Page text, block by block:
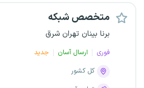
متخصص شبکه
برنا بینان تهران شرق
فوری ارسال آسان
جدید
کل کشور